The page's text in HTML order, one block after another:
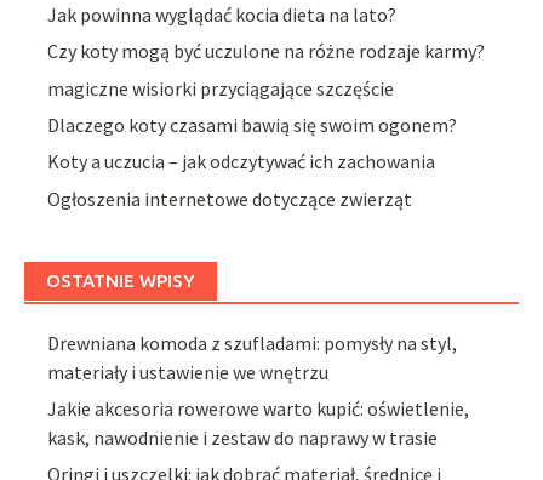
Jak powinna wyglądać kocia dieta na lato?
Czy koty mogą być uczulone na różne rodzaje karmy?
magiczne wisiorki przyciągające szczęście
Dlaczego koty czasami bawią się swoim ogonem?
Koty a uczucia – jak odczytywać ich zachowania
Ogłoszenia internetowe dotyczące zwierząt
OSTATNIE WPISY
Drewniana komoda z szufladami: pomysły na styl,
materiały i ustawienie we wnętrzu
Jakie akcesoria rowerowe warto kupić: oświetlenie,
kask, nawodnienie i zestaw do naprawy w trasie
Oringi i uszczelki: jak dobrać materiał, średnicę i